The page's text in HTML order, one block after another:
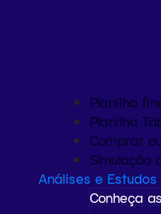
Planilha
Planilha
Comprar
Simulação
Análises e Estudos
Conheça